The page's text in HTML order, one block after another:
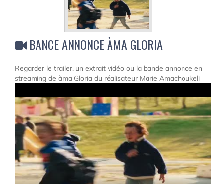
BANCE ANNONCE ÀMA GLORIA
Regarder le trailer, un extrait vidéo ou la bande annonce en
streaming de àma Gloria du réalisateur Marie Amachoukeli